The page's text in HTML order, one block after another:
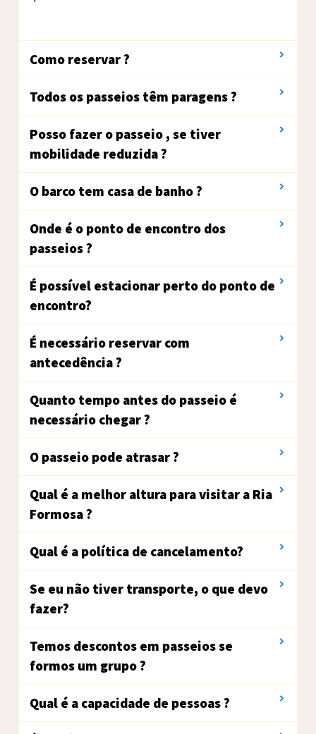
Como reservar ?
Todos os passeios têm paragens ?
Posso fazer o passeio , se tiver
mobilidade reduzida ?
O barco tem casa de banho ?
Onde é o ponto de encontro dos
passeios ?
É possível estacionar perto do ponto de
encontro?
É necessário reservar com
antecedência ?
Quanto tempo antes do passeio é
necessário chegar ?
O passeio pode atrasar ?
Qual é a melhor altura para visitar a Ria
Formosa ?
Qual é a política de cancelamento?
Se eu não tiver transporte, o que devo
fazer?
Temos descontos em passeios se
formos um grupo ?
Qual é a capacidade de pessoas ?